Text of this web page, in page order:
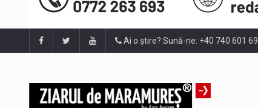
Ai o știre? Sună-ne: +40 740 601